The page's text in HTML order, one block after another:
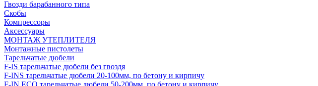
Гвозди барабанного типа
Скобы
Компрессоры
Аксессуары
МОНТАЖ УТЕПЛИТЕЛЯ
Монтажные пистолеты
Тарельчатые дюбели
F-IS тарельчатые дюбели без гвоздя
F-INS тарельчатые дюбели 20-100мм, по бетону и кирпичу
F-IN ECO тарельчатые дюбели 50-200мм, по бетону и кирпичу